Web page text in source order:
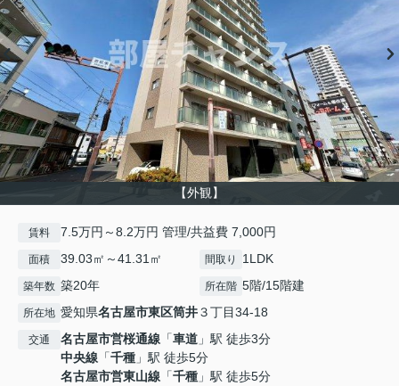
【外観】
賃料 7.5万円～8.2万円 管理/共益費 7,000円
面積 39.03㎡～41.31㎡ 間取り 1LDK
築年数 築20年 所在階 5階/15階建
所在地 愛知県名古屋市東区筒井３丁目34-18
交通 名古屋市営桜通線 「車道 」駅 徒歩3分
中央線 「千種 」駅 徒歩5分
名古屋市営東山線 「千種 」駅 徒歩5分